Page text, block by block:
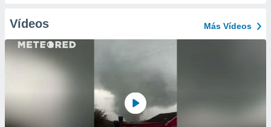
Vídeos Más Vídeos